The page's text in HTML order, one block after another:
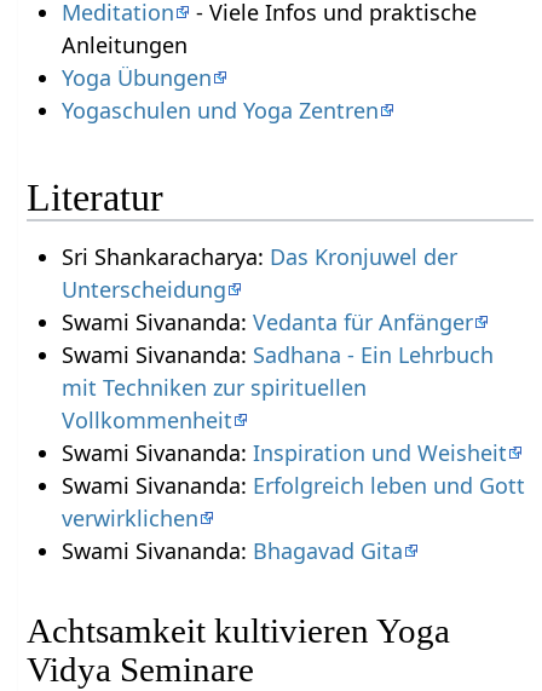
Meditation
- Viele Infos und praktische
Anleitungen
Yoga Übungen
Yogaschulen und Yoga Zentren
Literatur
Sri Shankaracharya: Das Kronjuwel der
Unterscheidung
Swami Sivananda: Vedanta für Anfänger
Swami Sivananda: Sadhana - Ein Lehrbuch
mit Techniken zur spirituellen
Vollkommenheit
Swami Sivananda: Inspiration und Weisheit
Swami Sivananda: Erfolgreich leben und Gott
verwirklichen
Swami Sivananda: Bhagavad Gita
Achtsamkeit kultivieren Yoga
Vidya Seminare